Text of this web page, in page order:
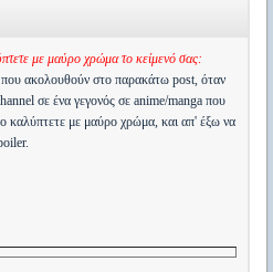
με μαύρο χρώμα το κείμενό σας:
ακολουθούν στο παρακάτω post, όταν
σε ένα γεγονός σε anime/manga που
καλύπτετε με μαύρο χρώμα, και απ' έξω να